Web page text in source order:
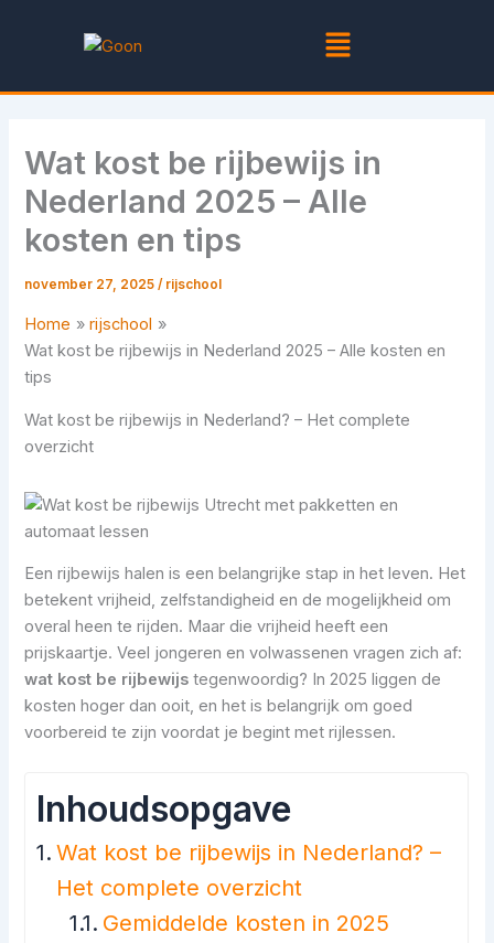
inhoud
Menu
Wat kost be rijbewijs in
Nederland 2025 – Alle
kosten en tips
november 27, 2025/ rijschool
Home
rijschool
Wat kost be rijbewijs in Nederland 2025 – Alle kosten en
tips
Wat kost be rijbewijs in Nederland? – Het complete
overzicht
Een rijbewijs halen is een belangrijke stap in het leven. Het
betekent vrijheid, zelfstandigheid en de mogelijkheid om
overal heen te rijden. Maar die vrijheid heeft een
prijskaartje. Veel jongeren en volwassenen vragen zich af:
wat kost be rijbewijs tegenwoordig? In 2025 liggen de
kosten hoger dan ooit, en het is belangrijk om goed
voorbereid te zijn voordat je begint met rijlessen.
Inhoudsopgave
Wat kost be rijbewijs in Nederland? –
Het complete overzicht
Gemiddelde kosten in 2025